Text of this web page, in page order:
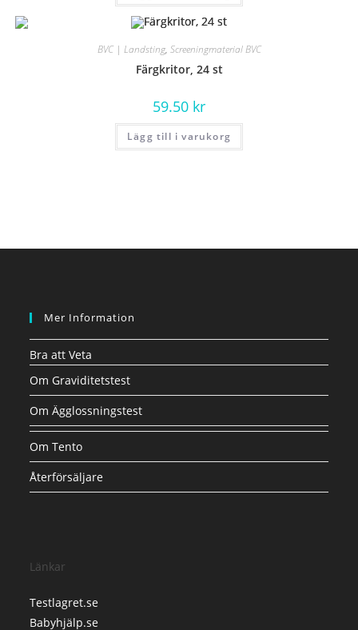
BVC | Landsting, Screeningmaterial BVC
Färgkritor, 24 st
59.50 kr
Lägg till i varukorg
Mer Information
Bra att Veta
Om Graviditetstest
Om Ägglossningstest
Om Tento
Återförsäljare
Länkar
Testlagret.se
Babyhjälp.se